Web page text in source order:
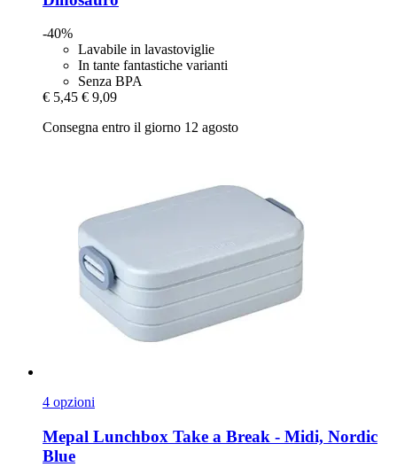
-40%
Lavabile in lavastoviglie
In tante fantastiche varianti
Senza BPA
€ 5,45 € 9,09
Consegna entro il giorno 12 agosto
4 opzioni
Mepal Lunchbox Take a Break -​ Midi, Nordic
Blue